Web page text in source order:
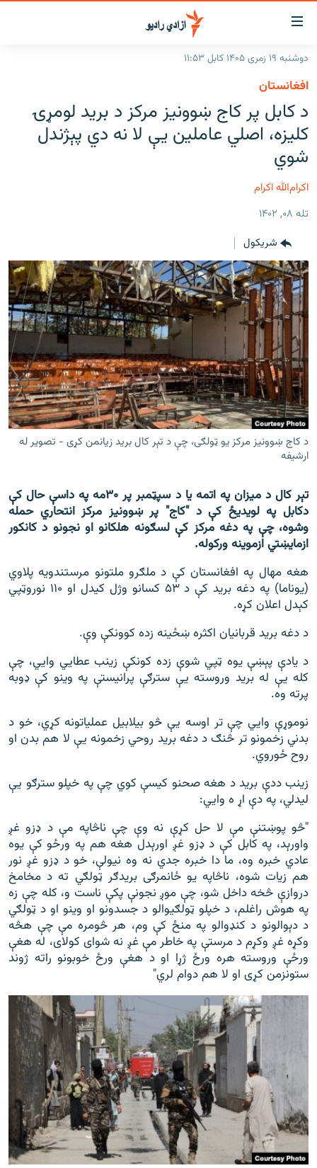
د
لاسرسۍ
وړ
لېنکونه
متن
ته
ورتلل
اصلي
مېنو
ته
ورتلل
پاڼې
ته
مراجعه
راپورونه
افغانستان
سیمه
منځنی ختیځ
خبرونه
افغانستان
نړۍ
د خپرونو جدول
مرکې
ورزش
د کډوالۍ بحران
'کووېډ-۱۹'
اړیکه
دري پاڼه
Azadi English
راسره ملګري شئ
د ازادې اروپا/ ازادي راډيو ټولې پاڼې
دوشنبه ۱۹ زمری ۱۴۰۵ کابل ۱۱:۵۳
افغانستان
د کابل پر کاج ښوونیز مرکز د برید لومړۍ
کلیزه، اصلي عاملین یې لا نه دي پېژندل
شوي
اکرام‌الله اکرام
تله ۰۸, ۱۴۰۲
شريکول
د کاج ښوونیز مرکز یو ټولګی، چې د تېر کال برید زیانمن کړی - تصویر له
ارشیفه
تېر کال د میزان په اتمه یا د سپټمبر پر ۳۰مه په داسې حال کې
دکابل په لویدیځ کې د "کاج" پر ښوونیز مرکز انتحاري حمله
وشوه، چې په دغه مرکز کې لسګونه هلکانو او نجونو د کانکور
ازمایښتي ازموينه ورکوله.
هغه مهال په افغانستان کې د ملګرو ملتونو مرستندویه پلاوي
(یوناما) په دغه برید کې د ۵۳ کسانو وژل کیدل او ۱۱۰ نوروټپي
کېدل اعلان کړه.
د دغه برید قربانیان اکثره ښځینه زده کوونکې وې.
د یادې پېښې یوه ټپي شوې زده کونکې زینب عطايي وايي، چې
کله یې له برید وروسته یې سترګې پرانیستې په وینو کې ډوبه
پرته وه.
نوموړې وايي چې تر اوسه يې څو بیلابیل عملياتونه کړي، خو د
بدني زخمونو تر څنګ د دغه بريد روحي زخمونه یې لا هم بدن او
روح ځوروي.
زینب ددې برید د هغه صحنو کیسې کوي چې په خپلو سترګو یې
لیدلي، په دې اړ ه وایي:
"څو پوښتنې مې لا حل کړې نه وې چې ناڅاپه مې د ډزو غږ
واورېد، په کابل کې د ډزو غږ اورېدل هغه هم په ورځو کې یوه
عادي خبره وه، ما دا خبره جدي نه وه نیولې، خو د ډزو غږ نور
هم زیات شوه، ناڅاپه یو ځانمرګی بریدګر ټولګي ته د مخامخ
دروازې څخه داخل شو، چې موږ نجونې پکې ناست و، کله چې زه
په هوش راغلم، د خپلو ټولګیوالو د جسدونو او وینو او د ټولګي
د دېوالونو د کنډوالو په منځ کې وم، هر څومره مې چې هڅه
وکړه غږ وکړم د مرستې په خاطر مې غږ نه شوای کولای، له هغې
ورځې وروسته هره ورځ ژړا او د هغې ورځ خوبونو راته ژوند
ستونزمن کړی او لا هم دوام لري"